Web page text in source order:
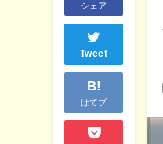
シェア
Tweet
B!
はてブ